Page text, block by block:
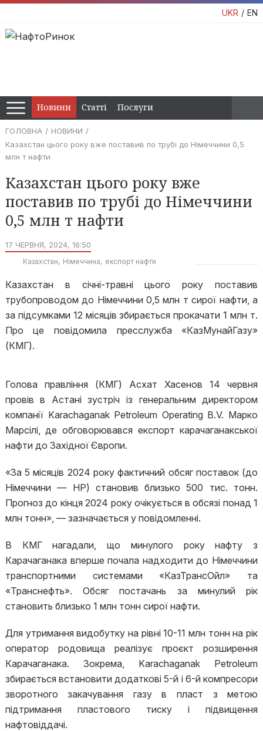
UKR EN
Новини Статті Послуги
ГОЛОВНА
НОВИНИ
Казахстан цього року вже поставив по трубі до Німеччини 0,5
млн т нафти
Казахстан цього року вже
поставив по трубі до Німеччини
0,5 млн т нафти
17 ЧЕРВНЯ, 2024, 16:50
Казахстан Німеччина експорт нафти
Казахстан в січні-травні цього року поставив
трубопроводом до Німеччини 0,5 млн т сирої нафти, а
за підсумками 12 місяців збирається прокачати 1 млн т.
Про це повідомила пресслужба «КазМунайГазу»
(КМГ).
Голова правління (КМГ) Асхат Хасенов 14 червня
провів в Астані зустріч із генеральним директором
компанії Karachaganak Petroleum Operating B.V. Марко
Марсілі, де обговорювався експорт карачаганакської
нафти до Західної Європи.
«За 5 місяців 2024 року фактичний обсяг поставок (до
Німеччини — НР) становив близько 500 тис. тонн.
Прогноз до кінця 2024 року очікується в обсязі понад 1
млн тонн», — зазначається у повідомленні.
В КМГ нагадали, що минулого року нафту з
Карачаганака вперше почала надходити до Німеччини
транспортними системами «КазТрансОйл» та
«Транснефть». Обсяг постачань за минулий рік
становить близько 1 млн тонн сирої нафти.
Для утримання видобутку на рівні 10-11 млн тонн на рік
оператор родовища реалізує проєкт розширення
Карачаганака. Зокрема, Karachaganak Petroleum
збирається встановити додаткові 5-й і 6-й компресори
зворотного закачування газу в пласт з метою
підтримання пластового тиску і підвищення
нафтовіддачі.